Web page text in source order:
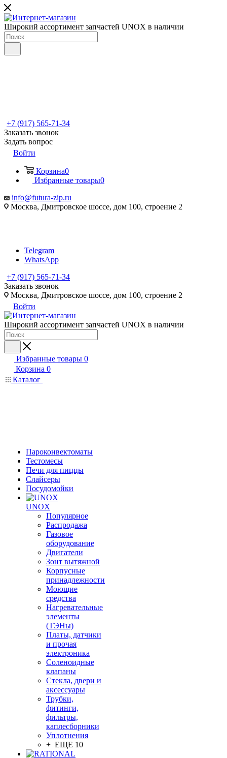
Широкий ассортимент запчастей UNOX в наличии
+7 (917) 565-71-34
Заказать звонок
Задать вопрос
Войти
Корзина0
Избранные товары0
info@futura-zip.ru
Москва, Дмитровское шоссе, дом 100, строение 2
Telegram
WhatsApp
+7 (917) 565-71-34
Заказать звонок
Москва, Дмитровское шоссе, дом 100, строение 2
Войти
Широкий ассортимент запчастей UNOX в наличии
Избранные товары 0
Корзина 0
Каталог
Пароконвектоматы
Тестомесы
Печи для пиццы
Слайсеры
Посудомойки
UNOX
Популярное
Распродажа
Газовое
оборудование
Двигатели
Зонт вытяжной
Корпусные
принадлежности
Моющие
средства
Нагревательные
элементы
(ТЭНы)
Платы, датчики
и прочая
электроника
Соленоидные
клапаны
Стекла, двери и
аксессуары
Трубки,
фитинги,
фильтры,
каплесборники
Уплотнения
+ ЕЩЕ 10